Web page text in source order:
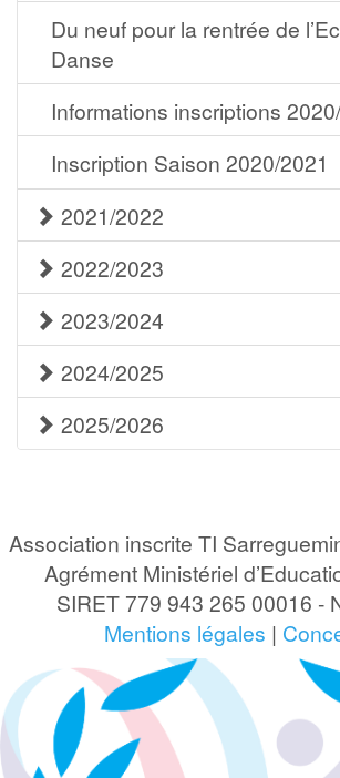
Du neuf pour la rentrée de
Danse
Informations inscriptions
Inscription Saison 2020/2021
2021/2022
2022/2023
2023/2024
2024/2025
2025/2026
Association inscrite TI
Agrément Ministériel
SIRET 779 943 265 00016 -
Mentions légales |